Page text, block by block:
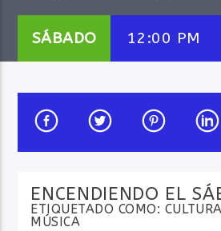
SÁBADO 12:00 PM
ENCENDIENDO EL
ETIQUETADO COMO: CULTURA
MÚSICA